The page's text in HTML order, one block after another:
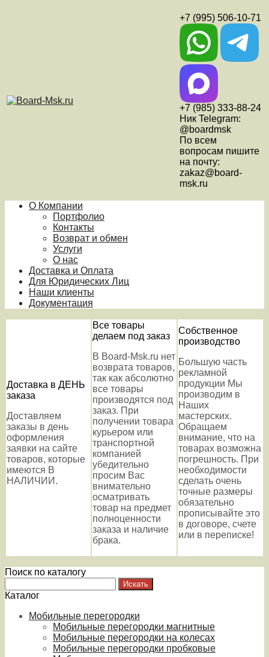
+7 (995) 506-10-71
+7 (985) 333-88-24
Ник Telegram:
@boardmsk
По всем
вопросам пишите
на почту:
zakaz@board-
msk.ru
О Компании
Портфолио
Контакты
Возврат и обмен
Услуги
О нас
Доставка и Оплата
Для Юридических Лиц
Наши клиенты
Документация
Доставка в ДЕНЬ
заказа
Доставляем
заказы в день
оформления
заявки на сайте
товаров, которые
имеются В
НАЛИЧИИ.
Все товары
делаем под заказ
В Board-Msk.ru нет
возврата товаров,
так как абсолютно
все товары
производятся под
заказ. При
получении товара
курьером или
транспортной
компанией
убедительно
просим Вас
внимательно
осматривать
товар на предмет
полноценности
заказа и наличие
брака.
Собственное
производство
Большую часть
рекламной
продукции Мы
производим в
Наших
мастерских.
Обращаем
внимание, что на
товарах возможна
погрешность. При
необходимости
сделать очень
точные размеры
обязательно
прописывайте это
в договоре, счете
или в переписке!
Поиск по каталогу
Каталог
Мобильные перегородки
Мобильные перегородки магнитные
Мобильные перегородки на колесах
Мобильные перегородки пробковые